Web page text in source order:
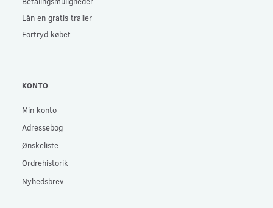
Lån en gratis trailer
Fortryd købet
KONTO
Min konto
Adressebog
Ønskeliste
Ordrehistorik
Nyhedsbrev